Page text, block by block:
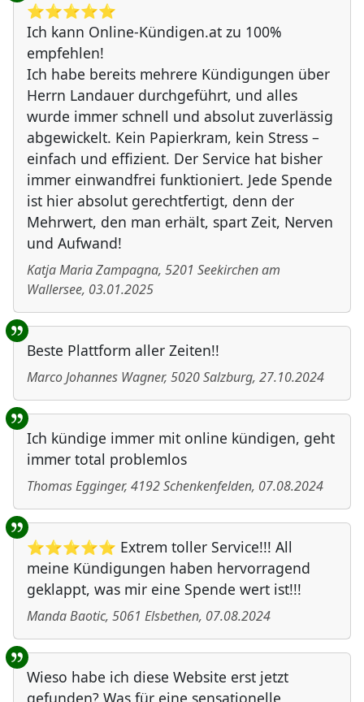
⭐️⭐️⭐️⭐️⭐️
Ich kann Online-Kündigen.at zu 100%
empfehlen!
Ich habe bereits mehrere Kündigungen über
Herrn Landauer durchgeführt, und alles
wurde immer schnell und absolut zuverlässig
abgewickelt. Kein Papierkram, kein Stress –
einfach und effizient. Der Service hat bisher
immer einwandfrei funktioniert. Jede Spende
ist hier absolut gerechtfertigt, denn der
Mehrwert, den man erhält, spart Zeit, Nerven
und Aufwand!
Katja Maria Zampagna, 5201 Seekirchen am
Wallersee, 03.01.2025
Beste Plattform aller Zeiten!!
Marco Johannes Wagner, 5020Salzburg, 27.10.2024
Ich kündige immer mit online kündigen, geht
immer total problemlos
Thomas Egginger, 4192Schenkenfelden, 07.08.2024
⭐⭐⭐⭐⭐ Extrem toller Service!!! All
meine Kündigungen haben hervorragend
geklappt, was mir eine Spende wert ist!!!
Manda Baotic, 5061 Elsbethen, 07.08.2024
Wieso habe ich diese Website erst jetzt